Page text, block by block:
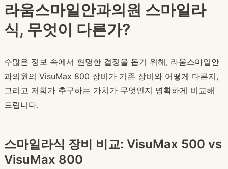
라움스마일안과의원 스마일라
식, 무엇이 다른가?
수많은 정보 속에서 현명한 결정을 돕기 위해, 라움스마일안
과의원의 VisuMax 800 장비가 기존 장비와 어떻게 다른지,
그리고 저희가 추구하는 가치가 무엇인지 명확하게 비교해
드립니다.
스마일라식 장비 비교: VisuMax 500 vs
VisuMax 800